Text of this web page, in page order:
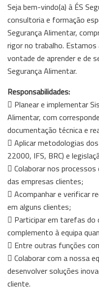
Seja bem-vindo(a) à ÉS
consultoria e formação
Segurança Alimentar,
rigor no trabalho.
vontade de aprender e de
Segurança Alimentar.
Responsabilidades:
 Planear e implementar
Alimentar, com
documentação técnica e
 Aplicar metodologias
22000, IFS, BRC) e
 Colaborar nos
das empresas clientes;
 Acompanhar e verificar
em alguns clientes;
 Participar em tarefas
complemento à equipa
 Entre outras funções
 Colaborar com a nossa
desenvolver soluções
cliente.